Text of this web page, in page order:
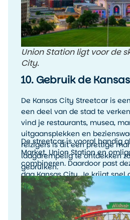
Union Station ligt voor de
City.
10. Gebruik de
De Kansas City Streetcar is
een deel van de stad te
vind je restaurants, musea,
uitgaansplekken en
reizigers is dit een prettige
laagdrempelig te ontdekken
gebruiken.
De streetcar is vooral handig
Market, Union Station en
combineren. Daardoor past
dag Kansas City. Je krijgt
kunt onderweg makkelijk
rondkijken.